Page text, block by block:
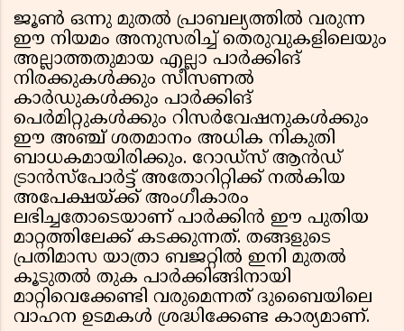
ജൂൺ ഒന്നു മുതൽ പ്രാബല്യത്തിൽ വരുന്ന
ഈ നിയമം അനുസരിച്ച് തെരുവുകളിലെയും
അല്ലാത്തതുമായ എല്ലാ പാർക്കിങ്
നിരക്കുകൾക്കും സീസണൽ
കാർഡുകൾക്കും പാർക്കിങ്
പെർമിറ്റുകൾക്കും റിസർവേഷനുകൾക്കും
ഈ അഞ്ച് ശതമാനം അധിക നികുതി
ബാധകമായിരിക്കും. റോഡ്സ് ആൻഡ്
ട്രാൻസ്പോർട്ട് അതോറിറ്റിക്ക് നൽകിയ
അപേക്ഷയ്ക്ക് അംഗീകാരം
ലഭിച്ചതോടെയാണ് പാർക്കിൻ ഈ പുതിയ
മാറ്റത്തിലേക്ക് കടക്കുന്നത്. തങ്ങളുടെ
പ്രതിമാസ യാത്രാ ബജറ്റിൽ ഇനി മുതൽ
കൂടുതൽ തുക പാർക്കിങ്ങിനായി
മാറ്റിവെക്കേണ്ടി വരുമെന്നത് ദുബൈയിലെ
വാഹന ഉടമകൾ ശ്രദ്ധിക്കേണ്ട കാര്യമാണ്.